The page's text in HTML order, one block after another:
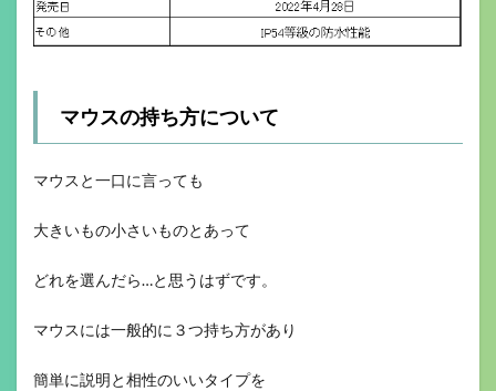
マウスの持ち方について
マウスと一口に言っても
大きいもの小さいものとあって
どれを選んだら…と思うはずです。
マウスには一般的に３つ持ち方があり
簡単に説明と相性のいいタイプを